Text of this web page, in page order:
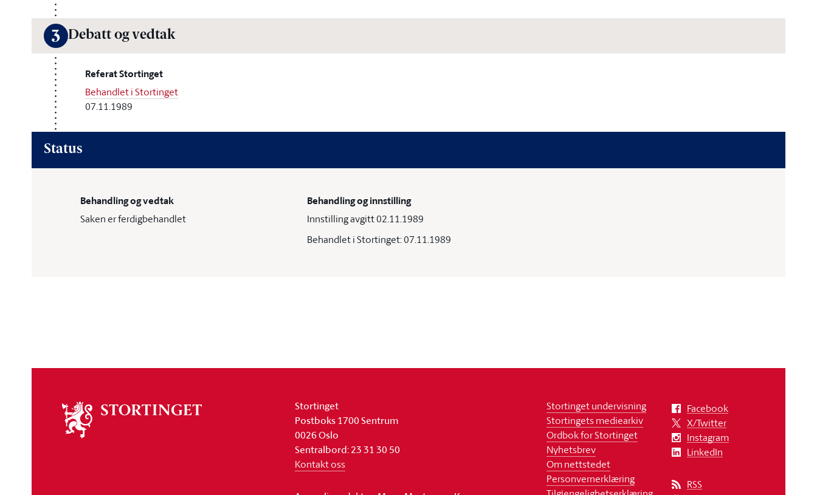
3 Debatt og vedtak
Referat Stortinget
Behandlet i Stortinget
07.11.1989
Status
Behandling og vedtak
Saken er ferdigbehandlet
Behandling og innstilling
Innstilling avgitt 02.11.1989
Behandlet i Stortinget: 07.11.1989
stortinget
Stortinget
Postboks 1700 Sentrum
0026 Oslo
Sentralbord: 23 31 30 50
Kontakt oss
Stortinget undervisning
Stortingets mediearkiv
Ordbok for Stortinget
Nyhetsbrev
Om nettstedet
Personvernerklæring
Facebook
X/Twitter
Instagram
LinkedIn
RSS